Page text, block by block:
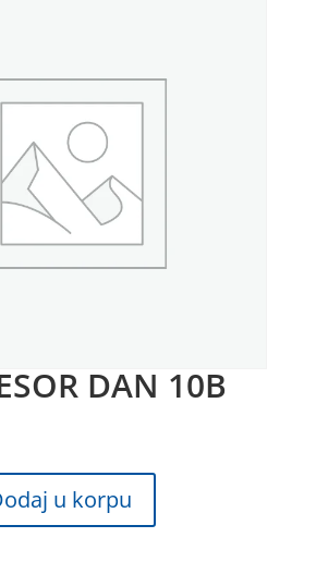
DAN 10B
u korpu